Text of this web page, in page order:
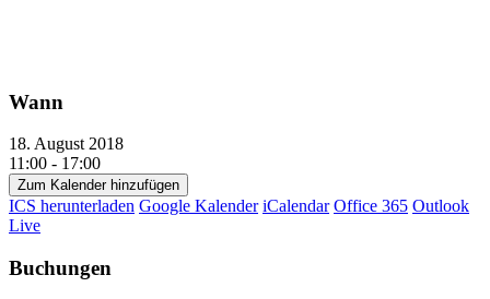
Wann
18. August 2018
11:00 - 17:00
Zum Kalender hinzufügen
ICS herunterladen Google Kalender iCalendar Office 365 Outlook
Live
Buchungen